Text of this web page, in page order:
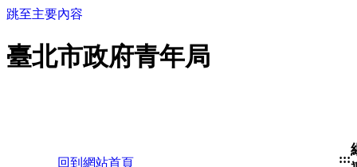
跳至主要內容
臺北市政府青年局
回到網站首頁 :::